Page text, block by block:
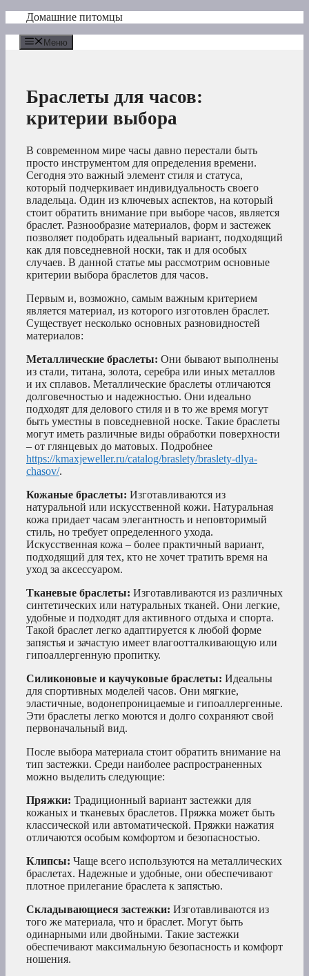
Перейти
содержимому
Домашние питомцы
Меню
Браслеты для часов:
критерии выбора
В современном мире часы давно перестали быть
просто инструментом для определения времени.
Сегодня это важный элемент стиля и статуса,
который подчеркивает индивидуальность своего
владельца. Один из ключевых аспектов, на который
стоит обратить внимание при выборе часов, является
браслет. Разнообразие материалов, форм и застежек
позволяет подобрать идеальный вариант, подходящий
как для повседневной носки, так и для особых
случаев. В данной статье мы рассмотрим основные
критерии выбора браслетов для часов.
Первым и, возможно, самым важным критерием
является материал, из которого изготовлен браслет.
Существует несколько основных разновидностей
материалов:
Металлические браслеты: Они бывают выполнены
из стали, титана, золота, серебра или иных металлов
и их сплавов. Металлические браслеты отличаются
долговечностью и надежностью. Они идеально
подходят для делового стиля и в то же время могут
быть уместны в повседневной носке. Такие браслеты
могут иметь различные виды обработки поверхности
– от глянцевых до матовых. Подробнее
https://kmaxjeweller.ru/catalog/braslety/braslety-dlya-
chasov/.
Кожаные браслеты: Изготавливаются из
натуральной или искусственной кожи. Натуральная
кожа придает часам элегантность и неповторимый
стиль, но требует определенного ухода.
Искусственная кожа – более практичный вариант,
подходящий для тех, кто не хочет тратить время на
уход за аксессуаром.
Тканевые браслеты: Изготавливаются из различных
синтетических или натуральных тканей. Они легкие,
удобные и подходят для активного отдыха и спорта.
Такой браслет легко адаптируется к любой форме
запястья и зачастую имеет влагоотталкивающую или
гипоаллергенную пропитку.
Силиконовые и каучуковые браслеты: Идеальны
для спортивных моделей часов. Они мягкие,
эластичные, водонепроницаемые и гипоаллергенные.
Эти браслеты легко моются и долго сохраняют свой
первоначальный вид.
После выбора материала стоит обратить внимание на
тип застежки. Среди наиболее распространенных
можно выделить следующие:
Пряжки: Традиционный вариант застежки для
кожаных и тканевых браслетов. Пряжка может быть
классической или автоматической. Пряжки нажатия
отличаются особым комфортом и безопасностью.
Клипсы: Чаще всего используются на металлических
браслетах. Надежные и удобные, они обеспечивают
плотное прилегание браслета к запястью.
Складывающиеся застежки: Изготавливаются из
того же материала, что и браслет. Могут быть
одинарными или двойными. Такие застежки
обеспечивают максимальную безопасность и комфорт
ношения.